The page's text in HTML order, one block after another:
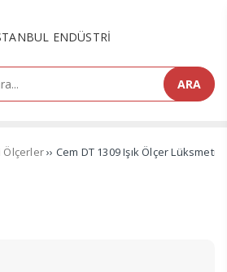
ARA
Ölçerler›› Cem DT 1309 Işık Ölçer Lüksmetre